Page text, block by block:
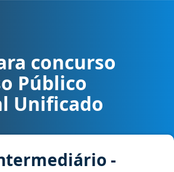
- Concurso Público Nacional
concurso
Público
Unificado
-